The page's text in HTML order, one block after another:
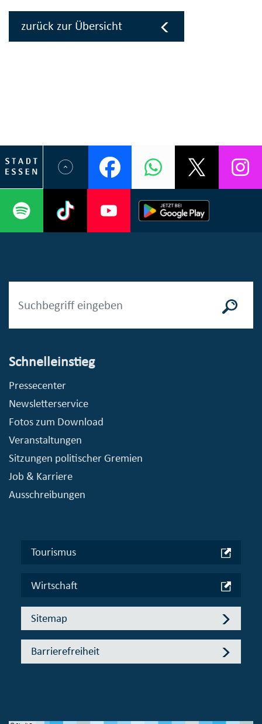
zurück zur Übersicht
Schnelleinstieg
Pressecenter
Newsletterservice
Fotos zum Download
Veranstaltungen
Sitzungen politischer Gremien
Job & Karriere
Ausschreibungen
Tourismus
Wirtschaft
Sitemap
Barrierefreiheit